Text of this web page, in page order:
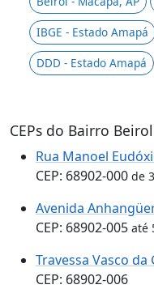
IBGE - Estado Amapá
DDD - Estado Amapá
CEPs do Bairro Beirol
Rua Manoel
CEP: 68902-000 de
Avenida
CEP: 68902-005 até
Travessa Vasco da
CEP: 68902-006